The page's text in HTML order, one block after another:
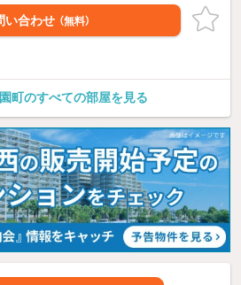
い合わせ （無料）
町のすべての部屋を見る